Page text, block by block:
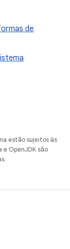
de
estão sujeitos às
e OpenJDK são